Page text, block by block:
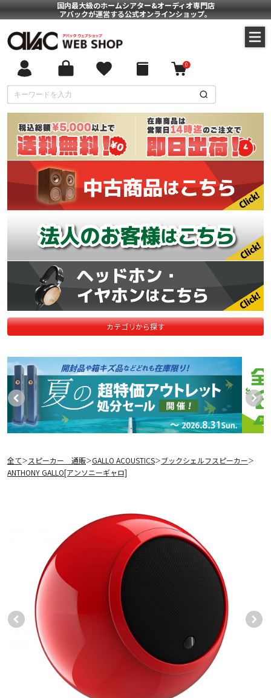
国内最大級のホームシアター&オーディオ専門店
アバックが運営する公式オンラインショップ。
0
カテゴリから探す
全て＞ スピーカー 通販＞GALLO ACOUSTICS＞ブックシェルフスピーカー＞
ANTHONY GALLO[アンソニーギャロ]